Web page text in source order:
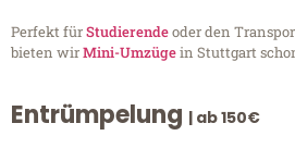
Perfekt fürStudierendeoder den
bieten wirMini-Umzügein Stuttgart
Entrümpelung | ab 150€